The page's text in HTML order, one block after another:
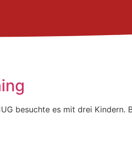
besuchte es mit drei Kindern.